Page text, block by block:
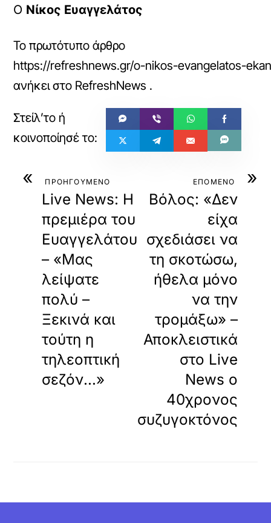
Ο Νίκος Ευαγγελάτος
Το πρωτότυπο άρθρο
https://refreshnews.gr/o-nikos-evangelatos-
ανήκει στο RefreshNews .
« ΠΡΟΗΓΟΥΜΕΝΟ
Live News: Η
πρεμιέρα του
Ευαγγελάτου
– «Μας
λείψατε
πολύ –
Ξεκινά και
τούτη η
τηλεοπτική
σεζόν…»
»
ΕΠΟΜΕΝΟ
Βόλος: «Δεν
είχα
σχεδιάσει να
τη σκοτώσω,
ήθελα μόνο
να την
τρομάξω» –
Αποκλειστικά
στο Live
News ο
40χρονος
συζυγοκτόνος